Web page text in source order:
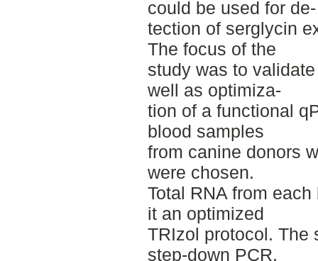
could be used for de-­
tection of serglycin
The focus of the
study was to
well as optimiza-­
tion of a functional
blood samples
from canine donors
were chosen.
Total RNA from
it an optimized
TRIzol protocol. The
step-­down PCR,